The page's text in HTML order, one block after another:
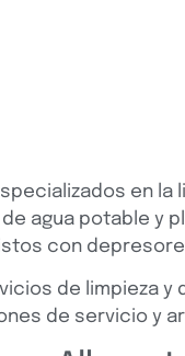
en
agua potable y
con
de limpieza
de servicio y